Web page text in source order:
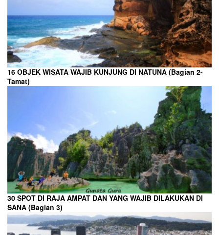
16 OBJEK WISATA WAJIB KUNJUNG DI NATUNA (Bagian 2-
Tamat)
30 SPOT DI RAJA AMPAT DAN YANG WAJIB DILAKUKAN DI
SANA (Bagian 3)